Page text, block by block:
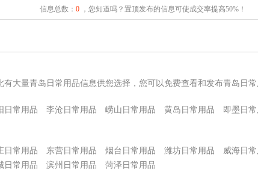
信息总数： 0，您知道吗？置顶发布的信息可使成交率提高50%！
大量青岛日常用品信息供您选择，您可以免费查看和发布青岛日常
日常用品 李沧日常用品 崂山日常用品 黄岛日常用品 即墨日
日常用品 东营日常用品 烟台日常用品 潍坊日常用品 威海日
日常用品 滨州日常用品 菏泽日常用品